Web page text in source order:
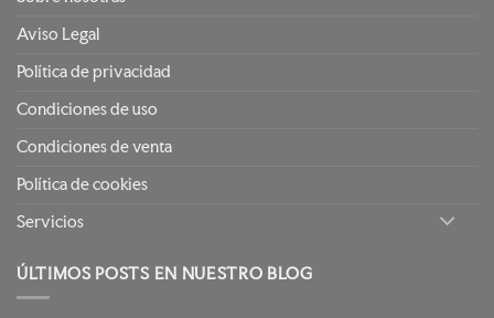
Aviso Legal
Política de privacidad
Condiciones de uso
Condiciones de venta
Política de cookies
Servicios
ÚLTIMOS POSTS EN NUESTRO BLOG